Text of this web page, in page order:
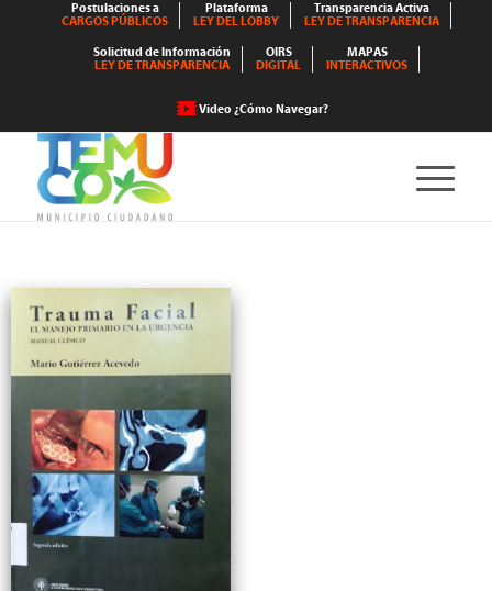
Postulaciones a
CARGOS PÚBLICOS
Plataforma
LEY DEL LOBBY
Transparencia Activa
LEY DE TRANSPARENCIA
Solicitud de Información
LEY DE TRANSPARENCIA
OIRS
DIGITAL
MAPAS
INTERACTIVOS
Video ¿Cómo Navegar?